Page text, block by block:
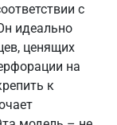
с
идеально
ценящих
на
к